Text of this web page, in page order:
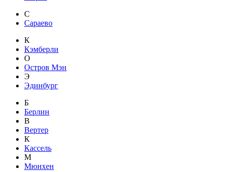
С
Сараево
К
Кэмберли
О
Остров Мэн
Э
Эдинбург
Б
Берлин
В
Вертер
К
Кассель
М
Мюнхен